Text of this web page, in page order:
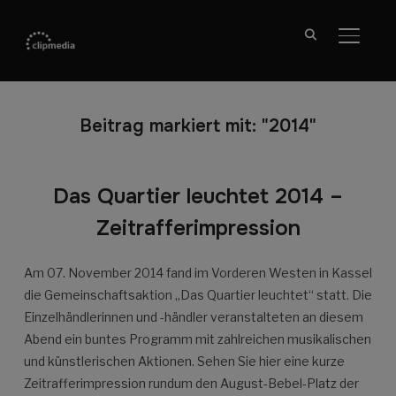
Beitrag markiert mit: "2014"
Das Quartier leuchtet 2014 –
Zeitrafferimpression
Am 07. November 2014 fand im Vorderen Westen in Kassel
die Gemeinschaftsaktion „Das Quartier leuchtet“ statt. Die
Einzelhändlerinnen und -händler veranstalteten an diesem
Abend ein buntes Programm mit zahlreichen musikalischen
und künstlerischen Aktionen. Sehen Sie hier eine kurze
Zeitrafferimpression rundum den August-Bebel-Platz der